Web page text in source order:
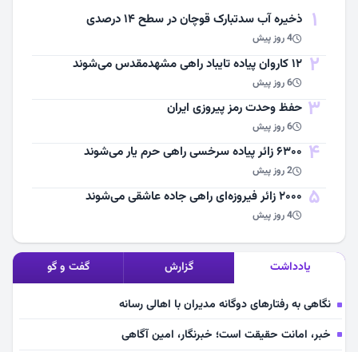
1 ذخیره آب سدتبارک قوچان در سطح ۱۴ درصدی
4 روز پیش
2 ۱۲ کاروان پیاده تایباد راهی مشهدمقدس می‌شوند
6 روز پیش
3 حفظ وحدت رمز پیروزی ایران
6 روز پیش
4 ۶۳۰۰ زائر پیاده سرخسی راهی حرم یار می‌شوند
2 روز پیش
5 ۲۰۰۰ زائر فیروزه‌ای راهی جاده عاشقی می‌شوند
4 روز پیش
یادداشت گزارش گفت و گو
نگاهی به رفتارهای دوگانه مدیران با اهالی رسانه
خبر، امانت حقیقت است؛ خبرنگار، امین آگاهی